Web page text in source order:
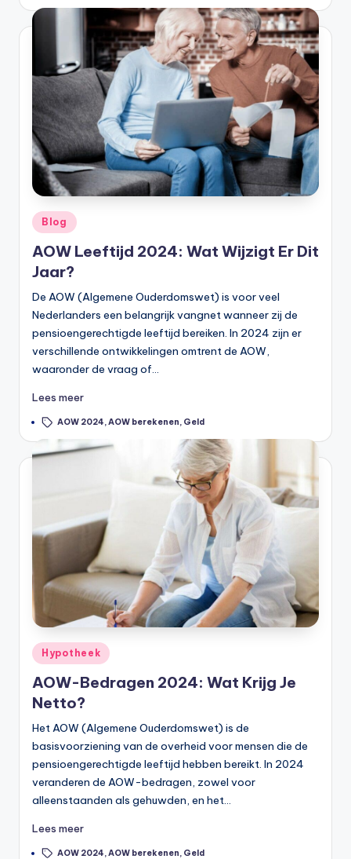
k
e
n
-
o
n
li
n
e
.
n
Geplaatst
in
Blog
AOW Leeftijd 2024: Wat Wijzigt Er Dit
Jaar?
De AOW (Algemene Ouderdomswet) is voor veel
Nederlanders een belangrijk vangnet wanneer zij de
pensioengerechtigde leeftijd bereiken. In 2024 zijn er
verschillende ontwikkelingen omtrent de AOW,
waaronder de vraag of…
Lees meer
Tags: AOW 2024,AOW berekenen, Geld
Geplaatst
in
Hypotheek
AOW-Bedragen 2024: Wat Krijg Je
Netto?
Het AOW (Algemene Ouderdomswet) is de
basisvoorziening van de overheid voor mensen die de
pensioengerechtigde leeftijd hebben bereikt. In 2024
veranderen de AOW-bedragen, zowel voor
alleenstaanden als gehuwden, en het…
Lees meer
Tags: AOW 2024,AOW berekenen, Geld